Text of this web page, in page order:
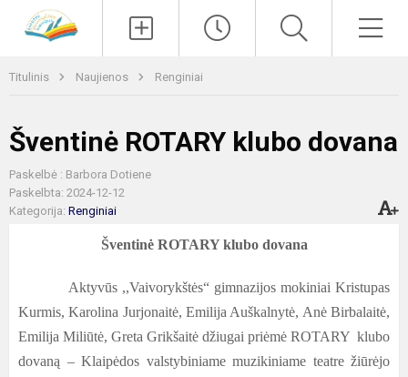
Titulinis Naujienos Renginiai
Šventinė ROTARY klubo dovana
Paskelbė : Barbora Dotiene
Paskelbta: 2024-12-12
Kategorija: Renginiai
Šventinė ROTARY klubo dovana
Aktyvūs ,,Vaivorykštės“ gimnazijos mokiniai Kristupas
Kurmis, Karolina Jurjonaitė, Emilija Auškalnytė, Anė Birbalaitė,
Emilija Miliūtė, Greta Grikšaitė džiugai priėmė ROTARY klubo
dovaną – Klaipėdos valstybiniame muzikiniame teatre žiūrėjo